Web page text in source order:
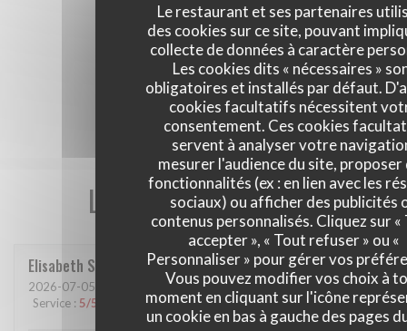
Le restaurant et ses partenaires
des cookies sur ce site, pouvant
collecte de données à caractère
Les cookies dits « nécessaires »
obligatoires et installés par défaut.
cookies facultatifs nécessitent
consentement. Ces cookies
servent à analyser votre
mesurer l'audience du site, proposer
fonctionnalités (ex : en lien avec les
sociaux) ou afficher des publicités
contenus personnalisés. Cliquez sur «
accepter », « Tout refuser » ou «
Personnaliser » pour gérer vos
Vous pouvez modifier vos choix à
moment en cliquant sur l'icône
un cookie en bas à gauche des pages
Les avis de nos clients
Elisabeth S
2026-07-05 - 19:00 - Couverts 2
Service : 5/5 Ambiance:5/5 Cuisine :5/5 Qualité / Prix:5/5